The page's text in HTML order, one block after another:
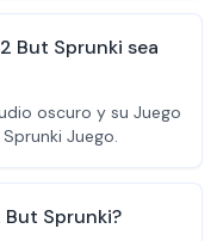
But Sprunki sea
oscuro y su Juego
Juego.
Sprunki?